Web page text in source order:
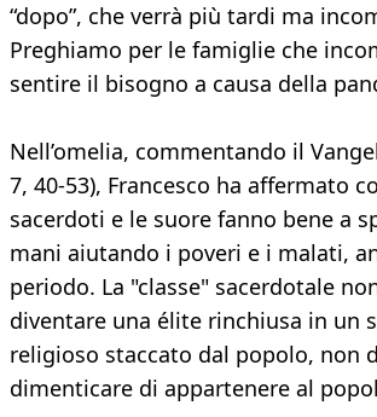
“dopo”, che verrà più tardi ma
Preghiamo per le famiglie che
sentire il bisogno a causa della
Nell’omelia, commentando il
7, 40-53), Francesco ha affermato
sacerdoti e le suore fanno bene a
mani aiutando i poveri e i malati,
periodo. La "classe" sacerdotale
diventare una élite rinchiusa in un
religioso staccato dal popolo, non
dimenticare di appartenere al